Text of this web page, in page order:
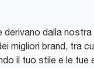
dalla
migliori brand, tra
il tuo stile e le tue